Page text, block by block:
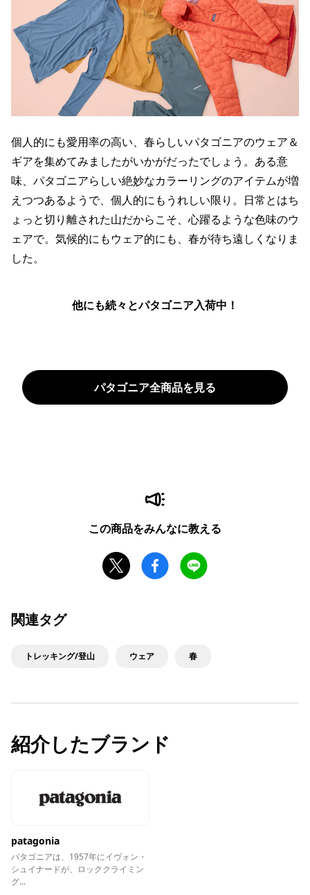
個人的にも愛用率の高い、春らしいパタゴニアのウェア＆
ギアを集めてみましたがいかがだったでしょう。ある意
味、パタゴニアらしい絶妙なカラーリングのアイテムが増
えつつあるようで、個人的にもうれしい限り。日常とはち
ょっと切り離された山だからこそ、心躍るような色味のウ
ェアで。気候的にもウェア的にも、春が待ち遠しくなりま
した。
他にも続々とパタゴニア入荷中！
パタゴニア全商品を見る
この商品をみんなに教える
関連タグ
トレッキング/登山 ウェア 春
紹介したブランド
patagonia
パタゴニアは、1957年にイヴォン・
シュイナードが、ロッククライミン
グ...